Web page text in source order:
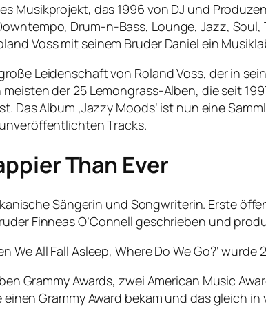
Musikprojekt, das 1996 von DJ und
Drum-n-Bass, Lounge, Jazz,
Voss mit seinem Bruder Daniel ein
Leidenschaft von Roland Voss, der in
der 25 Lemongrass-Alben, die seit
Das Album ‚Jazzy Moods‘ ist nun eine
Tracks.
Than Ever
Sängerin und Songwriterin. Erste
Finneas O’Connell geschrieben und
We All Fall Asleep, Where Do We Go?‘
Grammy Awards, zwei American Music
Grammy Award bekam und das gleich